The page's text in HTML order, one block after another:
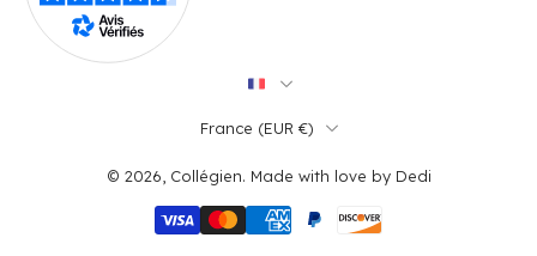
France ‎(EUR €)‎
© 2026, Collégien. Made with love by Dedi